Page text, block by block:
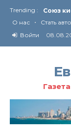
Trending :
От
О нас • Стать
Войти